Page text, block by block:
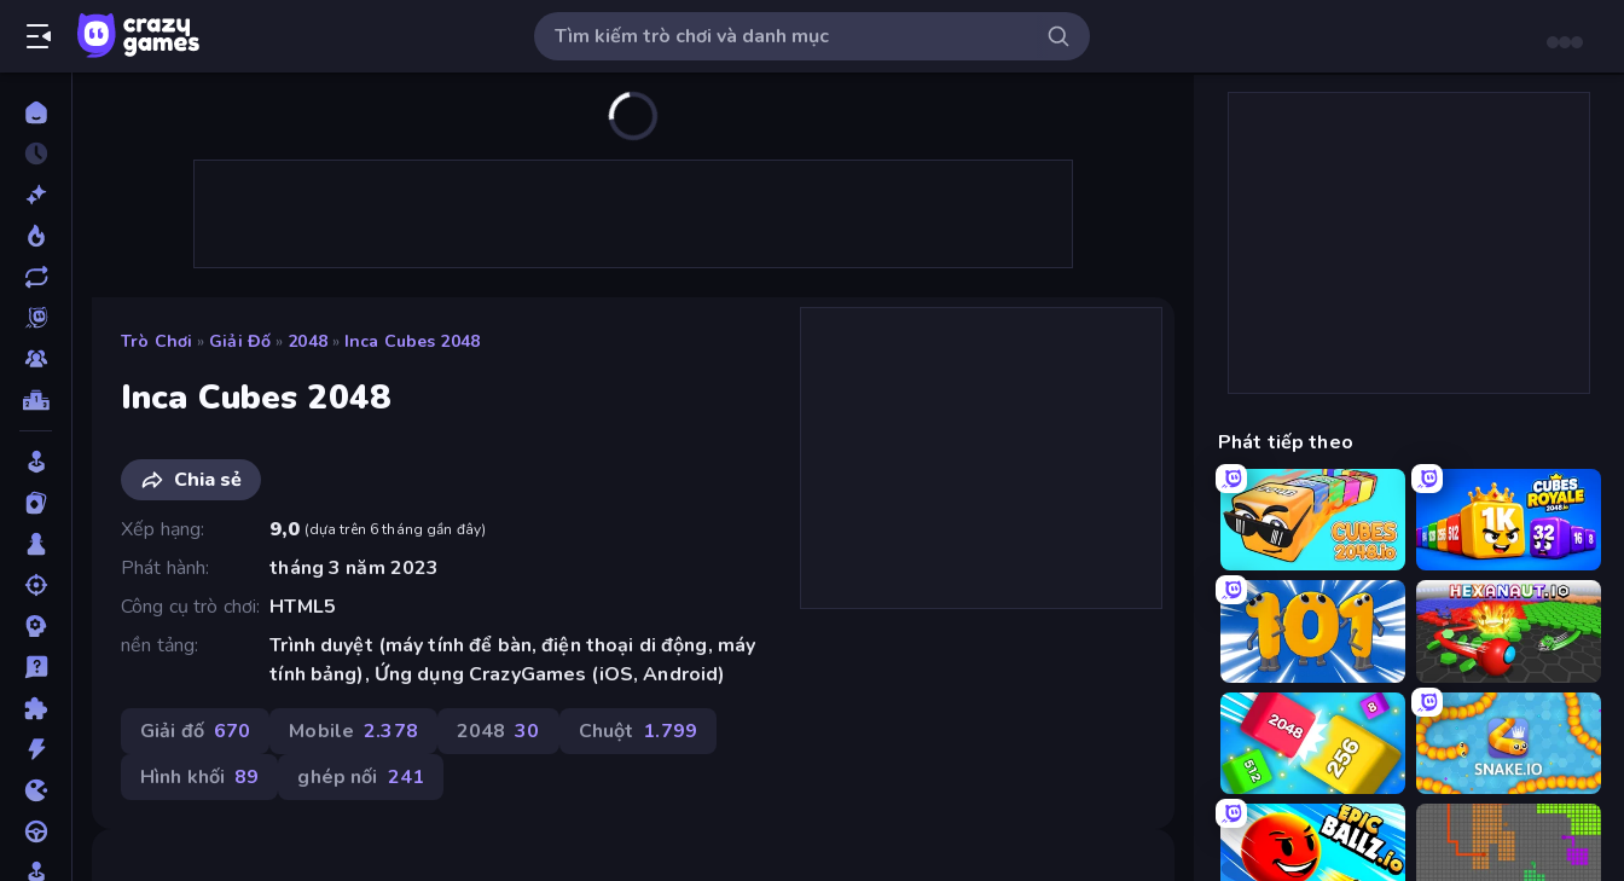
Trò Chơi » Giải Đố » 2048 » Inca Cubes 2048
Inca Cubes 2048
Chia sẻ
Xếp hạng
9,0 (dựa trên 6 tháng gần đây)
Phát hành
tháng 3 năm 2023
Công cụ trò chơi HTML5
nền tảng
Trình duyệt (máy tính để bàn, điện thoại di động, máy
tính bảng), Ứng dụng CrazyGames (iOS, Android)
Giải đố 670 Mobile 2.378 2048 30 Chuột 1.799
Hình khối 89 ghép nối 241
Phát tiếp theo
Cubes 2048.io Cubes 2048 Royale
Numbers Arena Hexanaut.io
Qube 2048 Snake.io